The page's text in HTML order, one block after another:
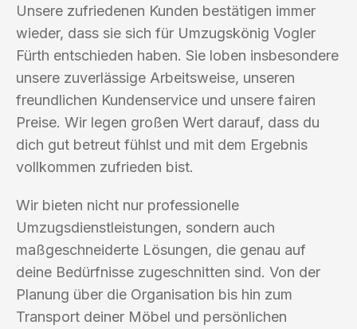
Unsere zufriedenen Kunden bestätigen immer
wieder, dass sie sich für Umzugskönig Vogler
Fürth entschieden haben. Sie loben insbesondere
unsere zuverlässige Arbeitsweise, unseren
freundlichen Kundenservice und unsere fairen
Preise. Wir legen großen Wert darauf, dass du
dich gut betreut fühlst und mit dem Ergebnis
vollkommen zufrieden bist.
Wir bieten nicht nur professionelle
Umzugsdienstleistungen, sondern auch
maßgeschneiderte Lösungen, die genau auf
deine Bedürfnisse zugeschnitten sind. Von der
Planung über die Organisation bis hin zum
Transport deiner Möbel und persönlichen